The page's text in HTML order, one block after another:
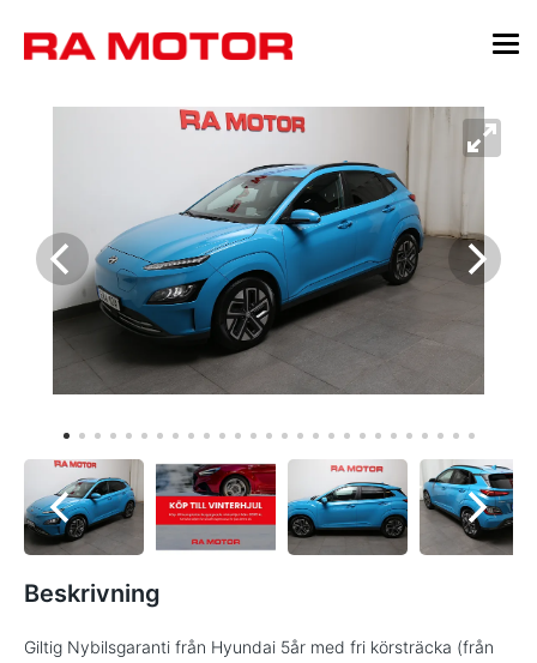
Beskrivning
Giltig Nybilsgaranti från Hyundai 5år med fri körsträcka (från